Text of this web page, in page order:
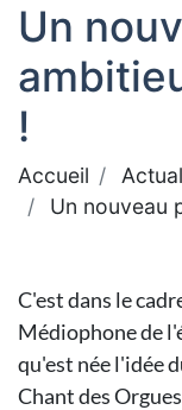
Un
!
Accueil
Un nouveau
C'est dans le
Médiophone de
qu'est née l'idée
Chant des